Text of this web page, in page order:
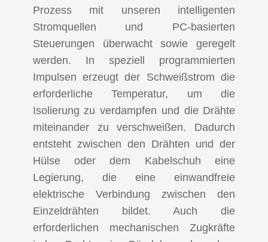
Prozess mit unseren intelligenten
Stromquellen und PC-basierten
Steuerungen überwacht sowie geregelt
werden. In speziell programmierten
Impulsen erzeugt der Schweißstrom die
erforderliche Temperatur, um die
Isolierung zu verdampfen und die Drähte
miteinander zu verschweißen. Dadurch
entsteht zwischen den Drähten und der
Hülse oder dem Kabelschuh eine
Legierung, die eine einwandfreie
elektrische Verbindung zwischen den
Einzeldrähten bildet. Auch die
erforderlichen mechanischen Zugkräfte